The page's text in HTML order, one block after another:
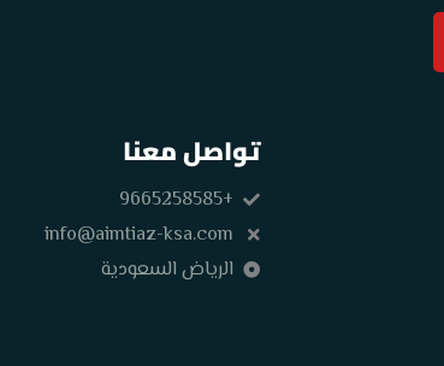
تواصل معنا
+9665258585
info@aimtiaz-ksa.com
الرياض السعودية